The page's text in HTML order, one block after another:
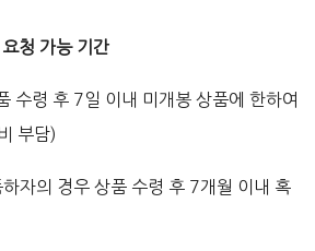
청 가능 기간
수령 후 7일 이내 미개봉 상품에 한하여
부담)
자의 경우 상품 수령 후 7개월 이내 혹